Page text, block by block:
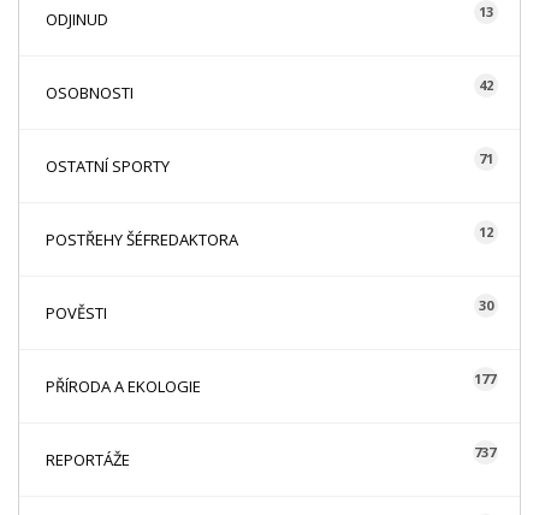
ODJINUD 13
OSOBNOSTI 42
OSTATNÍ SPORTY 71
POSTŘEHY ŠÉFREDAKTORA 12
POVĚSTI 30
PŘÍRODA A EKOLOGIE 177
REPORTÁŽE 737